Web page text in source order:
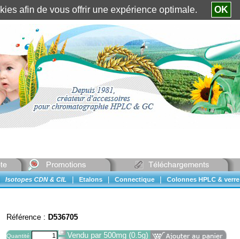
Identification client ||Mon compte
Isotopes CDN & CIL Etalons Connectique Colonnes HPLC & verre
Référence : D536705
Quantité Vendu par 500mg (0.5g)
afin de vous offrir une expérience optimale. OK